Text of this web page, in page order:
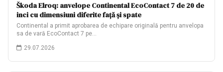
Škoda Elroq: anvelope Continental EcoContact 7 de 20 de
inci cu dimensiuni diferite față și spate
Continental a primit aprobarea de echipare originală pentru anvelopa
sa de vară EcoContact 7 pe…
29.07.2026